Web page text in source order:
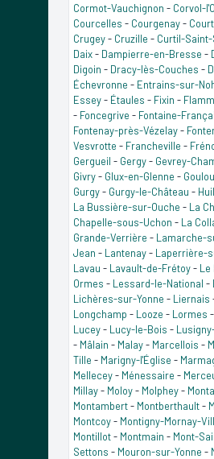
Cormot-Vauchignon - Corvol-
Courcelles - Courgenay-
Crugey- Cruzille - Curtil-Saint-
Daix- Dampierre-en-Bresse -
Digoin - Dracy-lès-Couches -
Échevronne - Entrains-sur-
Essey- Étaules - Fixin -
- Foncegrive - Fontaine-
Fontenay-près-Vézelay-
Vesvrotte - Francheville -
Gergueil - Gergy- Gevrey-
Givry- Glux-en-Glenne -
Gurgy- Gurgy-le-Château -
La Bussière-sur-Ouche - La
Chapelle-sous-Uchon - La
Grande-Verrière - Lamarche-
Jean - Lantenay- Laperrière-
Lavau - Lavault-de-Frétoy- Le
Ormes - Lessard-le-National -
Lichères-sur-Yonne - Liernais
Longchamp - Looze - Lormes -
Lucey- Lucy-le-Bois -
- Mâlain - Malay- Marcellois -
Tille - Marigny-l'Église -
Mellecey- Ménessaire -
Millay- Moloy- Molphey-
Montambert- Montberthault-
Montcoy- Montigny-Mornay-
Montillot- Montmain - Mont-
Settons - Mouron-sur-Yonne -